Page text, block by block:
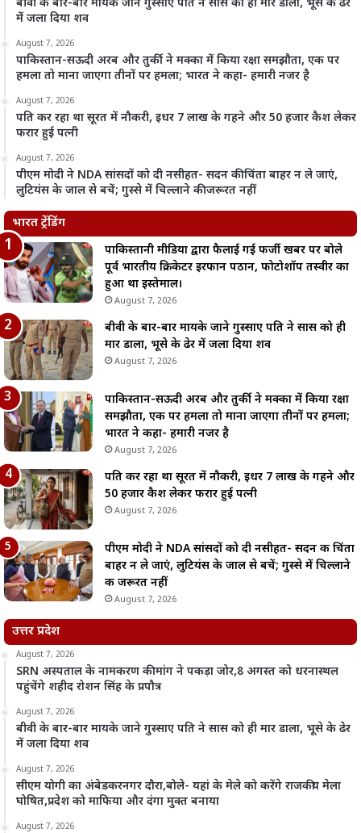
बीवी के बार-बार मायके जाने गुस्साए पति ने सास को ही मार डाला, भूसे के ढेर
में जला दिया शव
August 7, 2026
पाकिस्तान-सऊदी अरब और तुर्की ने मक्का में किया रक्षा समझौता, एक पर
हमला तो माना जाएगा तीनों पर हमला; भारत ने कहा- हमारी नजर है
August 7, 2026
पति कर रहा था सूरत में नौकरी, इधर 7 लाख के गहने और 50 हजार कैश लेकर
फरार हुई पत्नी
August 7, 2026
पीएम मोदी ने NDA सांसदों को दी नसीहत- सदन की चिंता बाहर न ले जाएं,
लुटियंस के जाल से बचें; गुस्से में चिल्लाने की जरूरत नहीं
भारत ट्रेंडिंग
पाकिस्तानी मीडिया द्वारा फैलाई गई फर्जी खबर पर बोले
पूर्व भारतीय क्रिकेटर इरफान पठान, फोटोशॉप तस्वीर का
हुआ था इस्तेमाल।
August 7, 2026
बीवी के बार-बार मायके जाने गुस्साए पति ने सास को ही
मार डाला, भूसे के ढेर में जला दिया शव
August 7, 2026
पाकिस्तान-सऊदी अरब और तुर्की ने मक्का में किया रक्षा
समझौता, एक पर हमला तो माना जाएगा तीनों पर हमला;
भारत ने कहा- हमारी नजर है
August 7, 2026
पति कर रहा था सूरत में नौकरी, इधर 7 लाख के गहने और
50 हजार कैश लेकर फरार हुई पत्नी
August 7, 2026
पीएम मोदी ने NDA सांसदों को दी नसीहत- सदन की चिंता
बाहर न ले जाएं, लुटियंस के जाल से बचें; गुस्से में चिल्लाने
की जरूरत नहीं
August 7, 2026
उत्तर प्रदेश
August 7, 2026
SRN अस्पताल के नामकरण की मांग ने पकड़ा जोर,8 अगस्त को धरनास्थल
पहुंचेंगे शहीद रोशन सिंह के प्रपौत्र
August 7, 2026
बीवी के बार-बार मायके जाने गुस्साए पति ने सास को ही मार डाला, भूसे के ढेर
में जला दिया शव
August 7, 2026
सीएम योगी का अंबेडकरनगर दौरा,बोले- यहां के मेले को करेंगे राजकीय मेला
घोषित,प्रदेश को माफिया और दंगा मुक्त बनाया
August 7, 2026